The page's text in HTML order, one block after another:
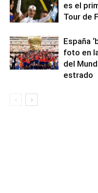
es el
Tour de
España
foto en
del
estrado